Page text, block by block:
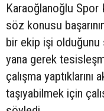
Karaoğlanoğlu Spor
söz konusu
bir ekip işi
yana gerek
çalışma
taşıyabilmek için